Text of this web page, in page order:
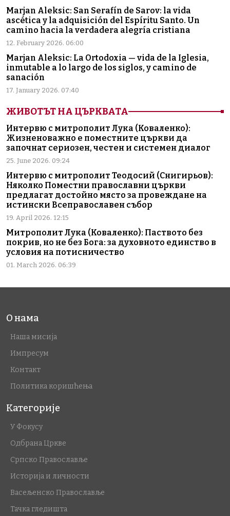
Marjan Aleksic: San Serafín de Sarov: la vida
ascética y la adquisición del Espíritu Santo. Un
camino hacia la verdadera alegría cristiana
12. February 2026. 06:00
Marjan Aleksic: La Ortodoxia — vida de la Iglesia,
inmutable a lo largo de los siglos, y camino de
sanación
17. January 2026. 07:40
ЖИВОТЪТ НА ЦЪРКВАТА
Интервю с митрополит Лука (Коваленко):
Жизненоважно е поместните църкви да
започнат сериозен, честен и системен диалог
25. June 2026. 09:24
Интервю с митрополит Теодосий (Снигирьов):
Няколко Поместни православни църкви
предлагат достойно място за провеждане на
истински Всеправославен събор
19. April 2026. 12:15
Митрополит Лука (Коваленко): Паството без
покрив, но не без Бога: за духовното единство в
условия на потисничество
01. March 2026. 06:39
О нама
Наша мисија
Импресум
Контакт
Политика коришћења
Категорије
У Фокусу
Одбрана Цркве
Српско Православље
Историја и личности
Васељенско Православље
Тачка гледишта